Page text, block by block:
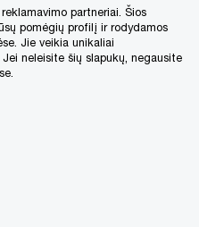
partneriai. Šios
pomėgių profilį ir rodydamos
Jie veikia unikaliai
neleisite šių slapukų, negausite